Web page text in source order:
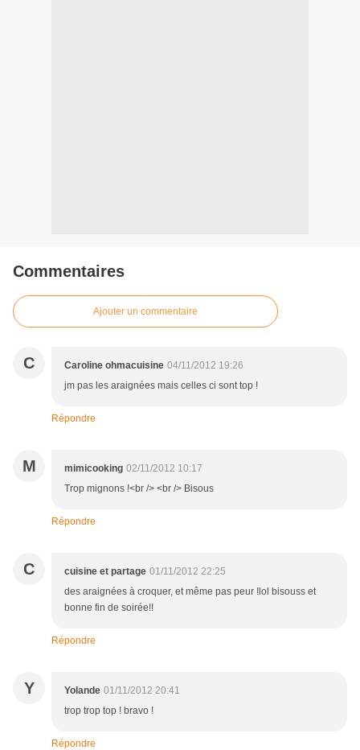
Commentaires
Ajouter un commentaire
C Caroline ohmacuisine 04/11/2012 19:26
jm pas les araignées mais celles ci sont top !
Répondre
M mimicooking 02/11/2012 10:17
Trop mignons !<br /> <br /> Bisous
Répondre
C cuisine et partage 01/11/2012 22:25
des araignées à croquer, et même pas peur !lol bisouss et
bonne fin de soirée!!
Répondre
Y Yolande 01/11/2012 20:41
trop trop top ! bravo !
Répondre